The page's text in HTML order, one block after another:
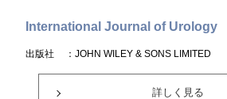
International Journal of Urology
出版社 ：JOHN WILEY & SONS LIMITED
詳しく見る